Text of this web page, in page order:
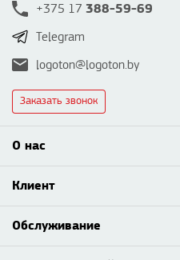
+375 17 388-59-69
Telegram
logoton@logoton.by
Заказать звонок
О нас
Клиент
Обслуживание